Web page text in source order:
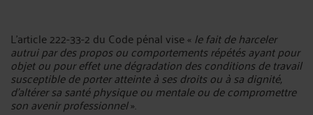
L’article 222-33-2 du Code pénal vise « le fait de harceler
autrui par des propos ou comportements répétés ayant pour
objet ou pour effet une dégradation des conditions de travail
susceptible de porter atteinte à ses droits ou à sa dignité,
d’altérer sa santé physique ou mentale ou de compromettre
son avenir professionnel».